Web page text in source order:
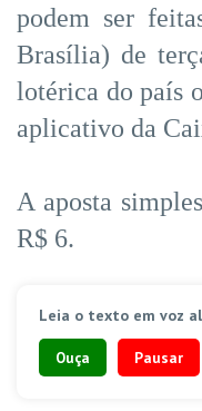
podem ser
Brasília) de
lotérica do país
aplicativo da
A aposta
R$ 6.
Leia o texto em voz
Ouça Pausar